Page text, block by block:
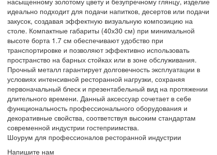
идеально подходит для подачи напитков, десертов или подачи
закусок, создавая эффектную визуальную композицию на
столе. Компактные габариты (40х30 см) при минимальной
высоте борта 1.7 см обеспечивают удобство при
транспортировке и позволяют эффективно использовать
пространство на барных стойках или в зоне обслуживания.
Прочный металл гарантирует долговечность эксплуатации в
условиях интенсивной ресторанной нагрузки, сохраняя
первоначальный блеск и презентабельный вид на протяжении
длительного времени. Данный аксессуар сочетает в себе
функциональность профессионального оборудования и
декоративные свойства, соответствуя высоким стандартам
современной индустрии гостеприимства.
Шоурум для профессионалов ресторанной индустрии
Напишите нам